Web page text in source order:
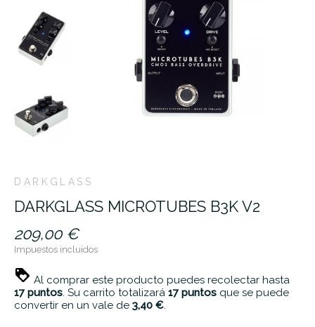
DARKGLASS
DARKGLASS MICROTUBES B3K V2
209,00 €
Impuestos incluidos
Al comprar este producto puedes recolectar hasta
17 puntos. Su carrito totalizará 17puntos que se puede
convertir en un vale de 3,40 €.